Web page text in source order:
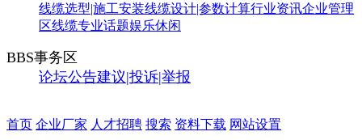
线缆选型|施工安装线缆设计|参数计算行业资讯企业管理
区线缆专业话题娱乐休闲
BBS事务区
论坛公告建议|投诉|举报
首页 企业厂家 人才招聘 搜索 资料下载 网站设置